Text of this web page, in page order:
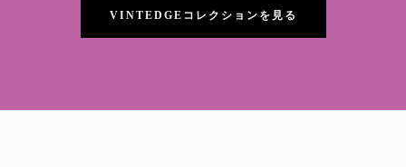
VINTEDGEコレクションを見る